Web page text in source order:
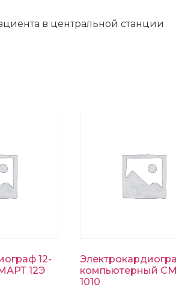
в центральной станции
12-
12Э
компьютерный
1010